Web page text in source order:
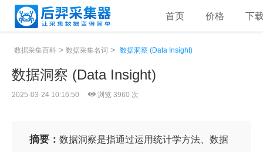
首页 价格 下
数据采集百科 > 数据采集名词 > 数据洞察 (Data Insight)
数据洞察 (Data Insight)
2025-03-24 10:16:50 浏览 3960 次
摘要： 数据洞察是指通过运用统计学方法、数据